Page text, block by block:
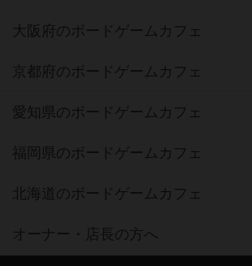
大阪府のボードゲームカフェ
京都府のボードゲームカフェ
愛知県のボードゲームカフェ
福岡県のボードゲームカフェ
北海道のボードゲームカフェ
オーナー・店長の方へ